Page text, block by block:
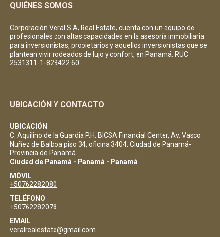
QUIÉNES SOMOS
Corporación Veral S A, Real Estate, cuenta con un equipo de
profesionales con altas capacidades en la asesoría inmobiliaria
para inversionistas, propietarios y aquellos inversionistas que se
plantean vivir rodeados de lujo y confort, en Panamá. RUC
2531311-1-823422 60
UBICACIÓN Y CONTACTO
UBICACIÓN
C. Aquilino de la Guardia P.H. BICSA Financial Center, Av. Vasco
Nuñez de Balboa piso 34, oficina 3404. Ciudad de Panamá-
Provincia de Panamá.
Ciudad de Panamá - Panamá - Panamá
MÓVIL
+50762282080
TELÉFONO
+50762282078
EMAIL
veralrealestate@gmail.com